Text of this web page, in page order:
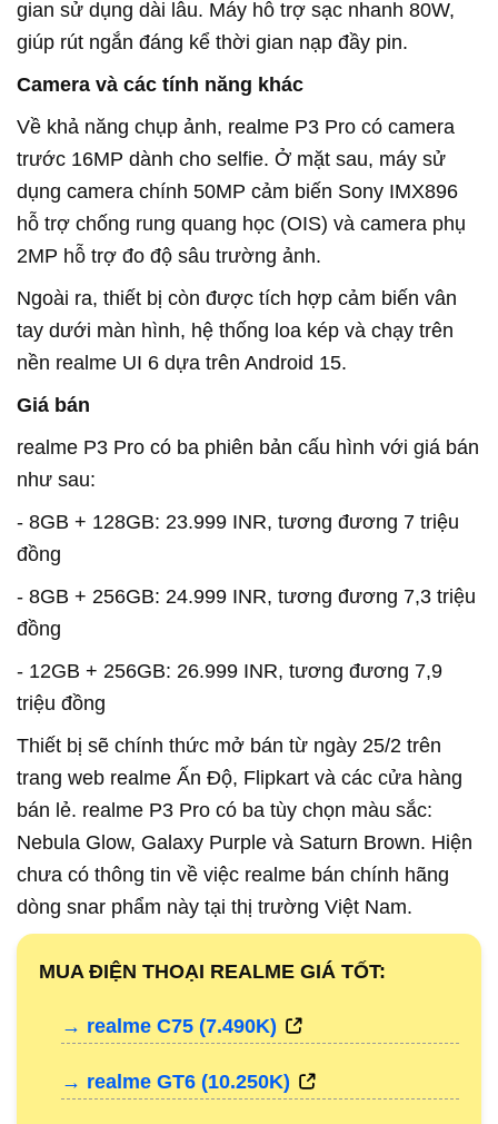
gian sử dụng dài lâu. Máy hỗ trợ sạc nhanh 80W,
giúp rút ngắn đáng kể thời gian nạp đầy pin.
Camera và các tính năng khác
Về khả năng chụp ảnh, realme P3 Pro có camera
trước 16MP dành cho selfie. Ở mặt sau, máy sử
dụng camera chính 50MP cảm biến Sony IMX896
hỗ trợ chống rung quang học (OIS) và camera phụ
2MP hỗ trợ đo độ sâu trường ảnh.
Ngoài ra, thiết bị còn được tích hợp cảm biến vân
tay dưới màn hình, hệ thống loa kép và chạy trên
nền realme UI 6 dựa trên Android 15.
Giá bán
realme P3 Pro có ba phiên bản cấu hình với giá bán
như sau:
- 8GB + 128GB: 23.999 INR, tương đương 7 triệu
đồng
- 8GB + 256GB: 24.999 INR, tương đương 7,3 triệu
đồng
- 12GB + 256GB: 26.999 INR, tương đương 7,9
triệu đồng
Thiết bị sẽ chính thức mở bán từ ngày 25/2 trên
trang web realme Ấn Độ, Flipkart và các cửa hàng
bán lẻ. realme P3 Pro có ba tùy chọn màu sắc:
Nebula Glow, Galaxy Purple và Saturn Brown. Hiện
chưa có thông tin về việc realme bán chính hãng
dòng snar phẩm này tại thị trường Việt Nam.
MUA ĐIỆN THOẠI REALME GIÁ TỐT:
→ realme C75 (7.490K)
→ realme GT6 (10.250K)